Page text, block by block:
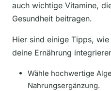
auch wichtige Vitamine,
Gesundheit beitragen.
Hier sind einige Tipps,
deine Ernährung
Wähle hochwertige
Nahrungsergänzung.